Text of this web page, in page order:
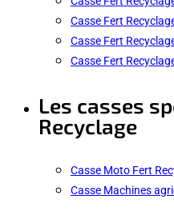
Casse Fert
Casse Fert
Casse Fert
Les casses
Recyclage
Casse Moto Fert
Casse Machines